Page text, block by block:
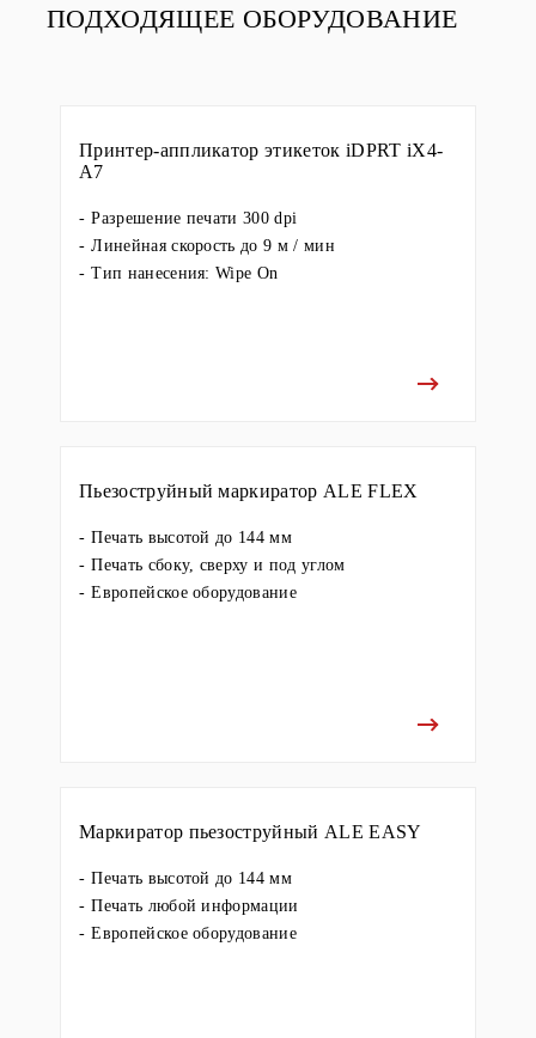
ПОДХОДЯЩЕЕ ОБОРУДОВАНИЕ
Принтер-аппликатор этикеток iDPRT iX4-
A7
Разрешение печати 300 dpi
Линейная скорость до 9 м / мин
Тип нанесения: Wipe On
Пьезоструйный маркиратор ALE FLEX
Печать высотой до 144 мм
Печать сбоку, сверху и под углом
Европейское оборудование
Маркиратор пьезоструйный ALE EASY
Печать высотой до 144 мм
Печать любой информации
Европейское оборудование